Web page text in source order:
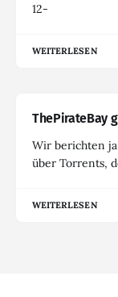
12-
WEITERLESEN
ThePirateBay
Wir berichten ja
über Torrents,
WEITERLESEN